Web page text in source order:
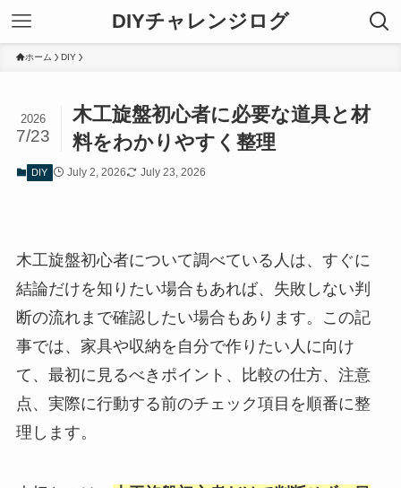
DIYチャレンジログ
ホーム DIY
木工旋盤初心者に必要な道具と材
料をわかりやすく整理
2026
7/23
DIY July 2, 2026 July 23, 2026
木工旋盤初心者について調べている人は、すぐに
結論だけを知りたい場合もあれば、失敗しない判
断の流れまで確認したい場合もあります。この記
事では、家具や収納を自分で作りたい人に向け
て、最初に見るべきポイント、比較の仕方、注意
点、実際に行動する前のチェック項目を順番に整
理します。